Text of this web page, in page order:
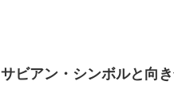
サビアン・シンボルと向き